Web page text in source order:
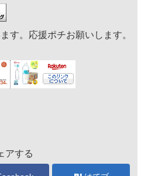
す。応援ポチお願いします。
アする